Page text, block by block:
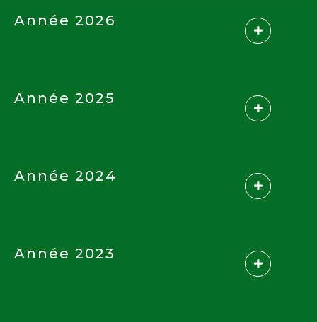
Année 2026
Année 2025
Année 2024
Année 2023